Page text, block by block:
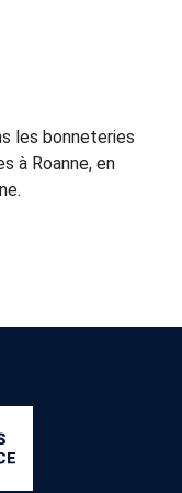
les bonneteries
à Roanne, en